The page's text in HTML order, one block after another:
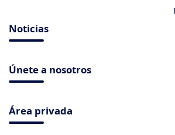
Noticias
Únete a nosotros
Área privada